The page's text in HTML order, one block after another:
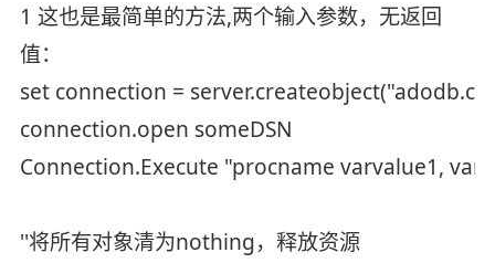
1 这也是最简单的方法,两个输入参数，无返回
值：
set connection =
connection.open someDSN
Connection.Execute "procname varvalue1,
''将所有对象清为nothing，释放资源